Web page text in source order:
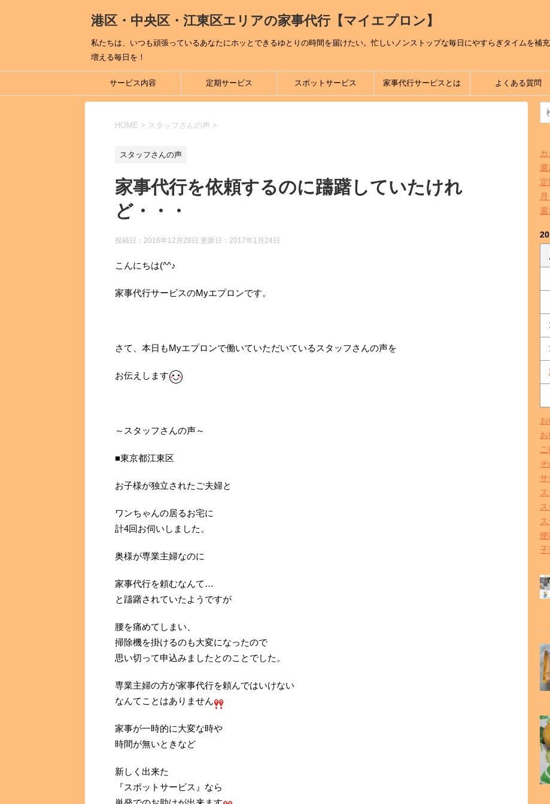
港区・中央区・江東区エリアの家事代行【マイエプロン】
私たちは、いつも頑張っているあなたにホッとできるゆとりの時間を届けたい。忙しいノンストップな毎日にやすらぎタイムを
増える毎日を！
サービス内容 定期サービス スポットサービス 家事代行サービスとは よくある質問
HOME > スタッフさんの声 >
スタッフさんの声
家事代行を依頼するのに躊躇していたけれ
ど・・・
投稿日：2016年12月28日 更新日： 2017年1月24日
こんにちは(^^♪
家事代行サービスのMyエプロンです。
さて、本日もMyエプロンで働いていただいているスタッフさんの声を
お伝えします
～スタッフさんの声～
■東京都江東区
お子様が独立されたご夫婦と
ワンちゃんの居るお宅に
計4回お伺いしました。
奥様が専業主婦なのに
家事代行を頼むなんて…
と躊躇されていたようですが
腰を痛めてしまい、
掃除機を掛けるのも大変になったので
思い切って申込みましたとのことでした。
専業主婦の方が家事代行を頼んではいけない
なんてことはありません
家事が一時的に大変な時や
時間が無いときなど
新しく出来た
『スポットサービス』なら
サ
便
子